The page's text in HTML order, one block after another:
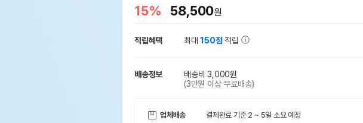
15% 58,500원
적립혜택 최대150점 적립
배송정보
배송비 3,000원
(3만원 이상 무료배송)
업체배송 결제완료 기준 2 ~ 5일 소요 예정